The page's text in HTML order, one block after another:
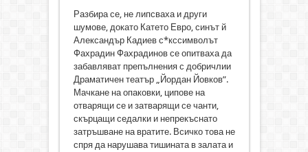
Разбира се, не липсваха и други
шумове, докато Катето Евро, синът й
Александър Кадиев с*кссимволът
Фахрадин Фахрадинов се опитваха да
забавляват препълнения с добричлии
Драматичен театър „Йордан Йовков”.
Мачкане на опаковки, ципове на
отварящи се и затварящи се чанти,
скърцащи седалки и непрекъснато
затръшване на вратите. Всичко това не
спря да нарушава тишината в залата и